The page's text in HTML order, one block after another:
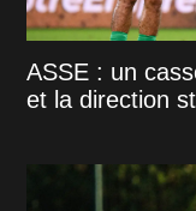
ASSE : un
et la direction